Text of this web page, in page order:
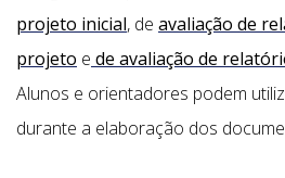
projeto inicial, de avaliação de
projeto e de avaliação de
Alunos e orientadores podem
durante a elaboração dos